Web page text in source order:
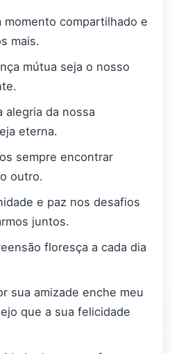
momento compartilhado e
mais.
mútua seja o nosso
alegria da nossa
eterna.
sempre encontrar
outro.
e paz nos desafios
juntos.
floresça a cada dia
sua amizade enche meu
que a sua felicidade